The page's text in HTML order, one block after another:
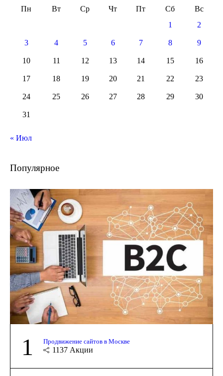
Пн Вт Ср Чт Пт Сб
Вс
1
2
3 4 5 6 7 8 9
10 11 12 13 14 15 16
17 18 19 20 21 22 23
24 25 26 27 28 29 30
31
« Июл
Популярное
1 Продвижение сайтов в Москве
1137 Акции